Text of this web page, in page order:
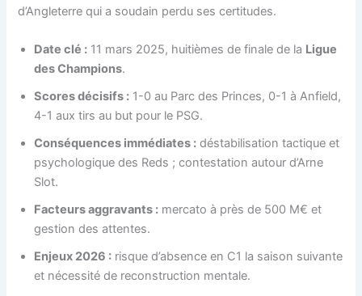
d’Angleterre qui a soudain perdu ses certitudes.
Date clé : 11 mars 2025, huitièmes de finale de la Ligue
des Champions.
Scores décisifs : 1-0 au Parc des Princes, 0-1 à Anfield,
4-1 aux tirs au but pour le PSG.
Conséquences immédiates : déstabilisation tactique et
psychologique des Reds ; contestation autour d’Arne
Slot.
Facteurs aggravants : mercato à près de 500 M€ et
gestion des attentes.
Enjeux 2026 : risque d’absence en C1 la saison suivante
et nécessité de reconstruction mentale.